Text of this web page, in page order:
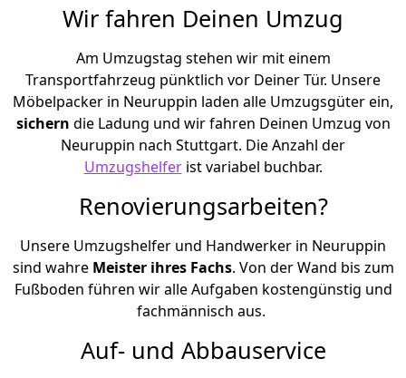
Wir fahren Deinen Umzug
Am Umzugstag stehen wir mit einem
Transportfahrzeug pünktlich vor Deiner Tür. Unsere
Möbelpacker in Neuruppin laden alle Umzugsgüter ein,
sichern die Ladung und wir fahren Deinen Umzug von
Neuruppin nach Stuttgart. Die Anzahl der
Umzugshelferist variabel buchbar.
Renovierungsarbeiten?
Unsere Umzugshelfer und Handwerker in Neuruppin
sind wahre Meister ihres Fachs. Von der Wand bis zum
Fußboden führen wir alle Aufgaben kostengünstig und
fachmännisch aus.
Auf- und Abbauservice